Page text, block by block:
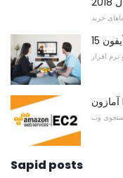
خرید
نرم افزار
وب
Sapid posts